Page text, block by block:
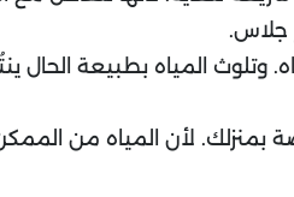
جلاس.
المياه بطبيعة الحال
بمنزلك. لأن المياه من